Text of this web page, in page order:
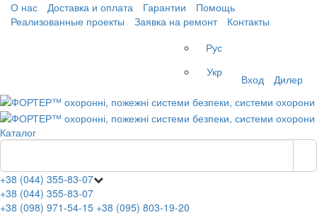
О нас Доставка и оплата Гарантии
Помощь
Реализованные проекты
Заявка на ремонт
Контакты
Рус
Укр
Вход Дилер
Каталог
+38 (044) 355-83-07
+38 (044) 355-83-07
+38 (098) 971-54-15 +38 (095) 803-19-20